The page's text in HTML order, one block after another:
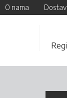
O nama
Content